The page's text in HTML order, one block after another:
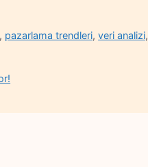
, pazarlama trendleri,veri analizi,